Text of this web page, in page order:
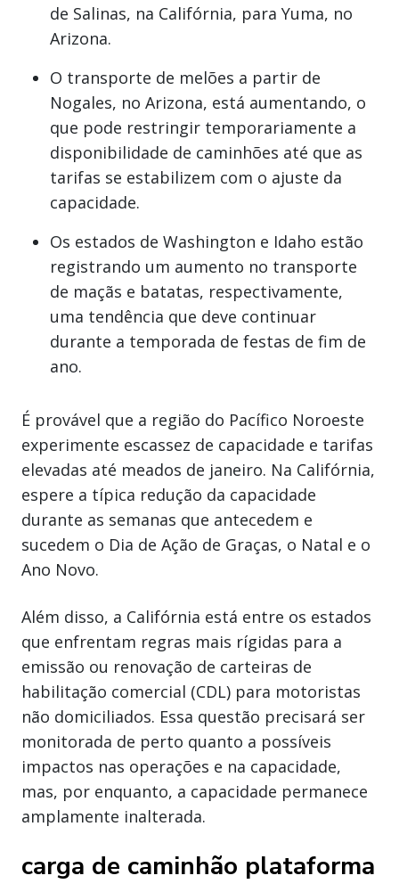
de Salinas, na Califórnia, para Yuma, no
Arizona.
O transporte de melões a partir de
Nogales, no Arizona, está aumentando, o
que pode restringir temporariamente a
disponibilidade de caminhões até que as
tarifas se estabilizem com o ajuste da
capacidade.
Os estados de Washington e Idaho estão
registrando um aumento no transporte
de maçãs e batatas, respectivamente,
uma tendência que deve continuar
durante a temporada de festas de fim de
ano.
É provável que a região do Pacífico Noroeste
experimente escassez de capacidade e tarifas
elevadas até meados de janeiro. Na Califórnia,
espere a típica redução da capacidade
durante as semanas que antecedem e
sucedem o Dia de Ação de Graças, o Natal e o
Ano Novo.
Além disso, a Califórnia está entre os estados
que enfrentam regras mais rígidas para a
emissão ou renovação de carteiras de
habilitação comercial (CDL) para motoristas
não domiciliados. Essa questão precisará ser
monitorada de perto quanto a possíveis
impactos nas operações e na capacidade,
mas, por enquanto, a capacidade permanece
amplamente inalterada.
carga de caminhão plataforma